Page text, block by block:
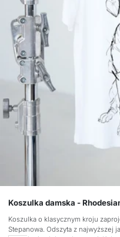
Koszulka damska -
Koszulka o klasycznym kroju
Stepanowa. Odszyta z najwyższej